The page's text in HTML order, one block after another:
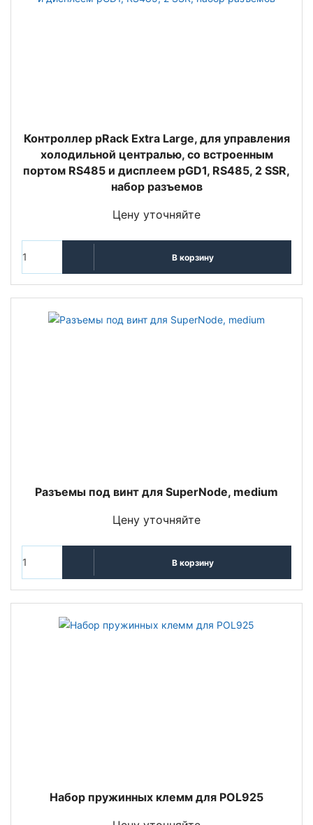
Контроллер pRack Extra Large, для управления
холодильной централью, со встроенным
портом RS485 и дисплеем pGD1, RS485, 2 SSR,
набор разъемов
Цену уточняйте
В корзину
Разъемы под винт для SuperNode, medium
Цену уточняйте
В корзину
Набор пружинных клемм для POL925